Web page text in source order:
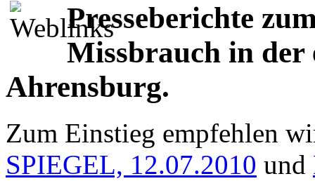
Presseberichte
Missbrauch in der
Ahrensburg.
Zum Einstieg empfehlen
SPIEGEL, 12.07.2010 und